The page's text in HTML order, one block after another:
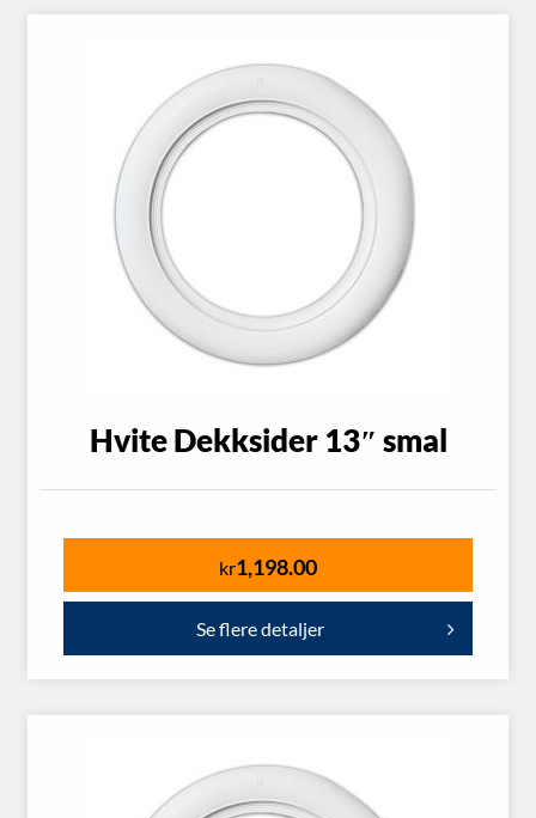
Hvite Dekksider 13″ smal
kr1,198.00
Se flere detaljer